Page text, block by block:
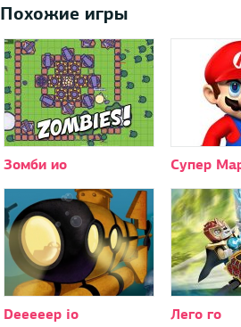
Похожие игры
Зомби ио Супер
Deeeeep io Лего го